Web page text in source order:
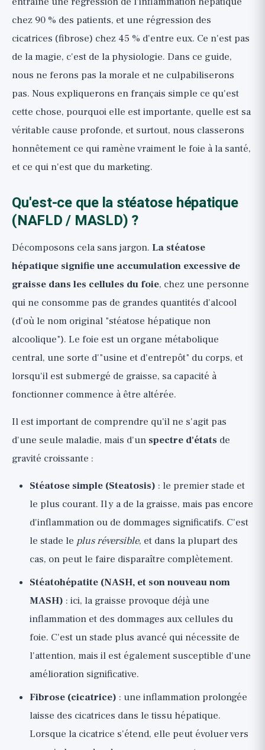
chez 90 % des patients, et une régression des
cicatrices (fibrose) chez 45 % d'entre eux. Ce n'est pas
de la magie, c'est de la physiologie. Dans ce guide,
nous ne ferons pas la morale et ne culpabiliserons
pas. Nous expliquerons en français simple ce qu'est
cette chose, pourquoi elle est importante, quelle est sa
véritable cause profonde, et surtout, nous classerons
honnêtement ce qui ramène vraiment le foie à la santé,
et ce qui n'est que du marketing.
Qu'est-ce que la stéatose hépatique
(NAFLD / MASLD) ?
Décomposons cela sans jargon. La stéatose
hépatique signifie une accumulation excessive de
graisse dans les cellules du foie, chez une personne
qui ne consomme pas de grandes quantités d'alcool
(d'où le nom original "stéatose hépatique non
alcoolique"). Le foie est un organe métabolique
central, une sorte d'"usine et d'entrepôt" du corps, et
lorsqu'il est submergé de graisse, sa capacité à
fonctionner commence à être altérée.
Il est important de comprendre qu'il ne s'agit pas
d'une seule maladie, mais d'un spectre d'états de
gravité croissante :
Stéatose simple (Steatosis) : le premier stade et
le plus courant. Il y a de la graisse, mais pas encore
d'inflammation ou de dommages significatifs. C'est
le stade le plus réversible, et dans la plupart des
cas, on peut le faire disparaître complètement.
Stéatohépatite (NASH, et son nouveau nom
MASH) : ici, la graisse provoque déjà une
inflammation et des dommages aux cellules du
foie. C'est un stade plus avancé qui nécessite de
l'attention, mais il est également susceptible d'une
amélioration significative.
Fibrose (cicatrice) : une inflammation prolongée
laisse des cicatrices dans le tissu hépatique.
Lorsque la cicatrice s'étend, elle peut évoluer vers